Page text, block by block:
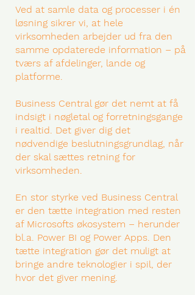
Ved at samle data og processer i én
løsning sikrer vi, at hele
virksomheden arbejder ud fra den
samme opdaterede information – på
tværs af afdelinger, lande og
platforme.
Business Central gør det nemt at få
indsigt i nøgletal og forretningsgange
i realtid. Det giver dig det
nødvendige beslutningsgrundlag, når
der skal sættes retning for
virksomheden.
En stor styrke ved Business Central
er den tætte integration med resten
af Microsofts økosystem – herunder
bl.a. Power BI og Power Apps. Den
tætte integration gør det muligt at
bringe andre teknologier i spil, der
hvor det giver mening.